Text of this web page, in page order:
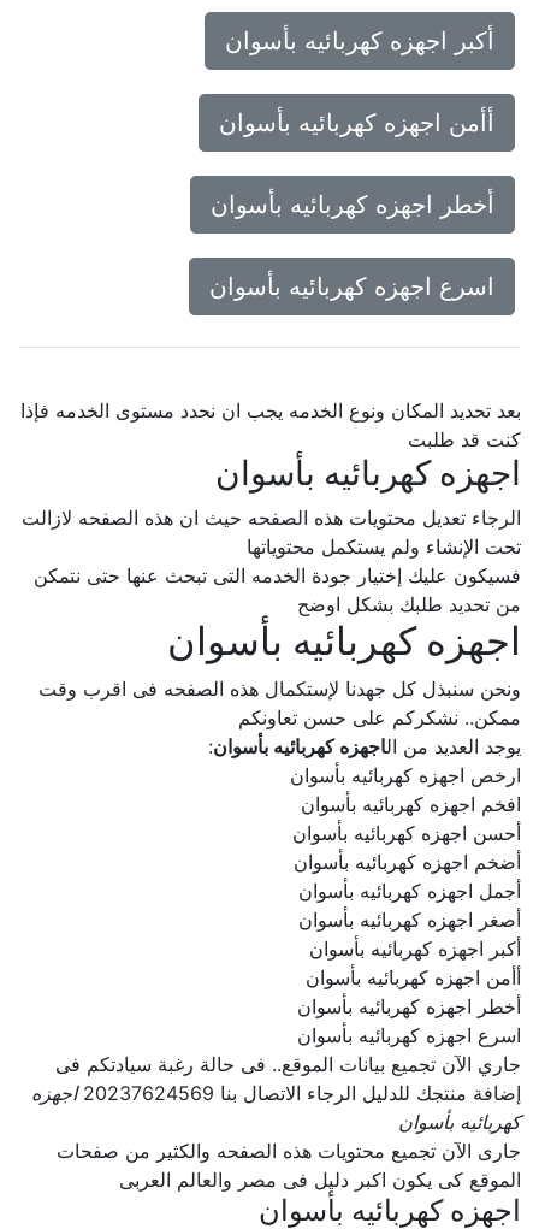
أكبر اجهزه كهربائيه بأسوان
أأمن اجهزه كهربائيه بأسوان
أخطر اجهزه كهربائيه بأسوان
اسرع اجهزه كهربائيه بأسوان
بعد تحديد المكان ونوع الخدمه يجب ان نحدد مستوى الخدمه فإذا
كنت قد طلبت
اجهزه كهربائيه بأسوان
الرجاء تعديل محتويات هذه الصفحه حيث ان هذه الصفحه لازالت
تحت الإنشاء ولم يستكمل محتوياتها
فسيكون عليك إختيار جودة الخدمه التى تبحث عنها حتى نتمكن
من تحديد طلبك بشكل اوضح
اجهزه كهربائيه بأسوان
ونحن سنبذل كل جهدنا لإستكمال هذه الصفحه فى اقرب وقت
ممكن.. نشكركم على حسن تعاونكم
يوجد العديد من ال اجهزه كهربائيه بأسوان:
ارخص اجهزه كهربائيه بأسوان
افخم اجهزه كهربائيه بأسوان
أحسن اجهزه كهربائيه بأسوان
أضخم اجهزه كهربائيه بأسوان
أجمل اجهزه كهربائيه بأسوان
أصغر اجهزه كهربائيه بأسوان
أكبر اجهزه كهربائيه بأسوان
أأمن اجهزه كهربائيه بأسوان
أخطر اجهزه كهربائيه بأسوان
اسرع اجهزه كهربائيه بأسوان
جاري الآن تجميع بيانات الموقع.. فى حالة رغبة سيادتكم فى
إضافة منتجك للدليل الرجاء الاتصال بنا 20237624569
اجهزه
كهربائيه بأسوان
جارى الآن تجميع محتويات هذه الصفحه والكثير من صفحات
الموقع كى يكون اكبر دليل فى مصر والعالم العربى
اجهزه كهربائيه بأسوان